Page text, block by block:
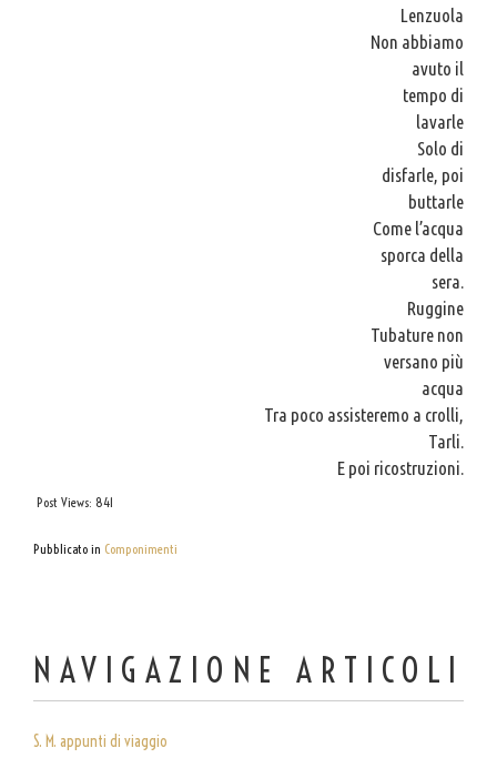
Lenzuola
Non abbiamo
avuto il
tempo di
lavarle
Solo di
disfarle, poi
buttarle
Come l’acqua
sporca della
sera.
Ruggine
Tubature non
versano più
acqua
Tra poco assisteremo a crolli,
Tarli.
E poi ricostruzioni.
Post Views: 841
Pubblicato in Componimenti
NAVIGAZIONE ARTICOLI
S. M. appunti di viaggio